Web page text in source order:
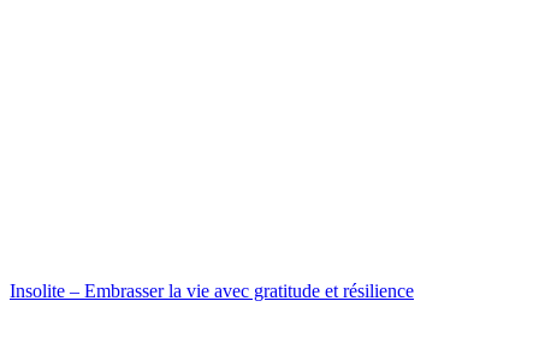
Insolite – Embrasser la vie avec gratitude et résilience